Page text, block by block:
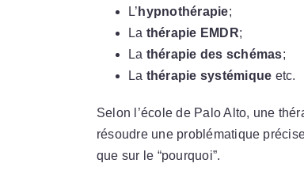
L’ hypnothérapie;
La thérapie EMDR;
La thérapie des schémas;
La thérapie systémique etc.
Selon l’école de Palo Alto, une
résoudre une problématique
que sur le “pourquoi”.